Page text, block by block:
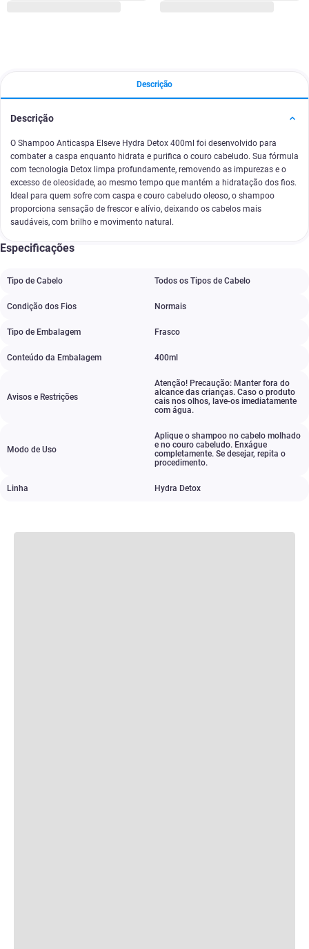
Descrição
Descrição
O Shampoo Anticaspa Elseve Hydra Detox 400ml foi desenvolvido para
combater a caspa enquanto hidrata e purifica o couro cabeludo. Sua fórmula
com tecnologia Detox limpa profundamente, removendo as impurezas e o
excesso de oleosidade, ao mesmo tempo que mantém a hidratação dos fios.
Ideal para quem sofre com caspa e couro cabeludo oleoso, o shampoo
proporciona sensação de frescor e alívio, deixando os cabelos mais
saudáveis, com brilho e movimento natural.
Especificações
Tipo de Cabelo Todos os Tipos de Cabelo
Condição dos Fios Normais
Tipo de Embalagem Frasco
Conteúdo da Embalagem 400ml
Avisos e Restrições
Atenção! Precaução: Manter fora do
alcance das crianças. Caso o produto
cais nos olhos, lave-os imediatamente
com água.
Modo de Uso
Aplique o shampoo no cabelo molhado
e no couro cabeludo. Enxágue
completamente. Se desejar, repita o
procedimento.
Linha Hydra Detox